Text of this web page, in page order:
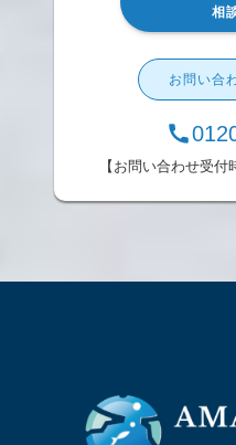
相
お問い合
【お問い合わせ受